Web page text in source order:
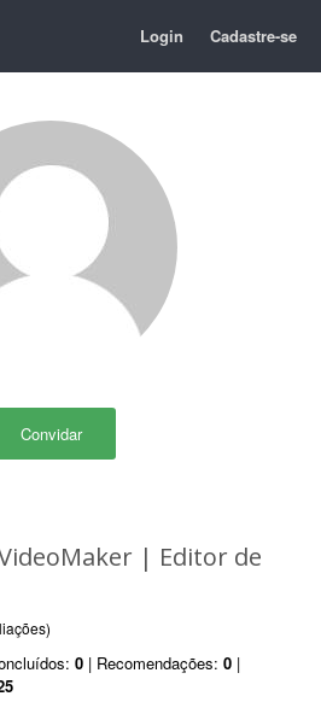
Login Cadastre-se
Convidar
| Editor de
0 | Recomendações: 0 |